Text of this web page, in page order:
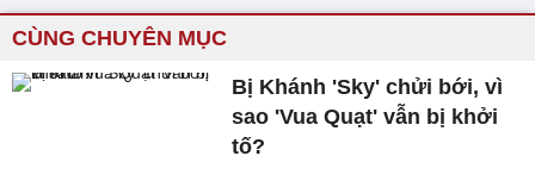
CÙNG CHUYÊN MỤC
Bị Khánh 'Sky' chửi bới, vì
sao 'Vua Quạt' vẫn bị khởi
tố?